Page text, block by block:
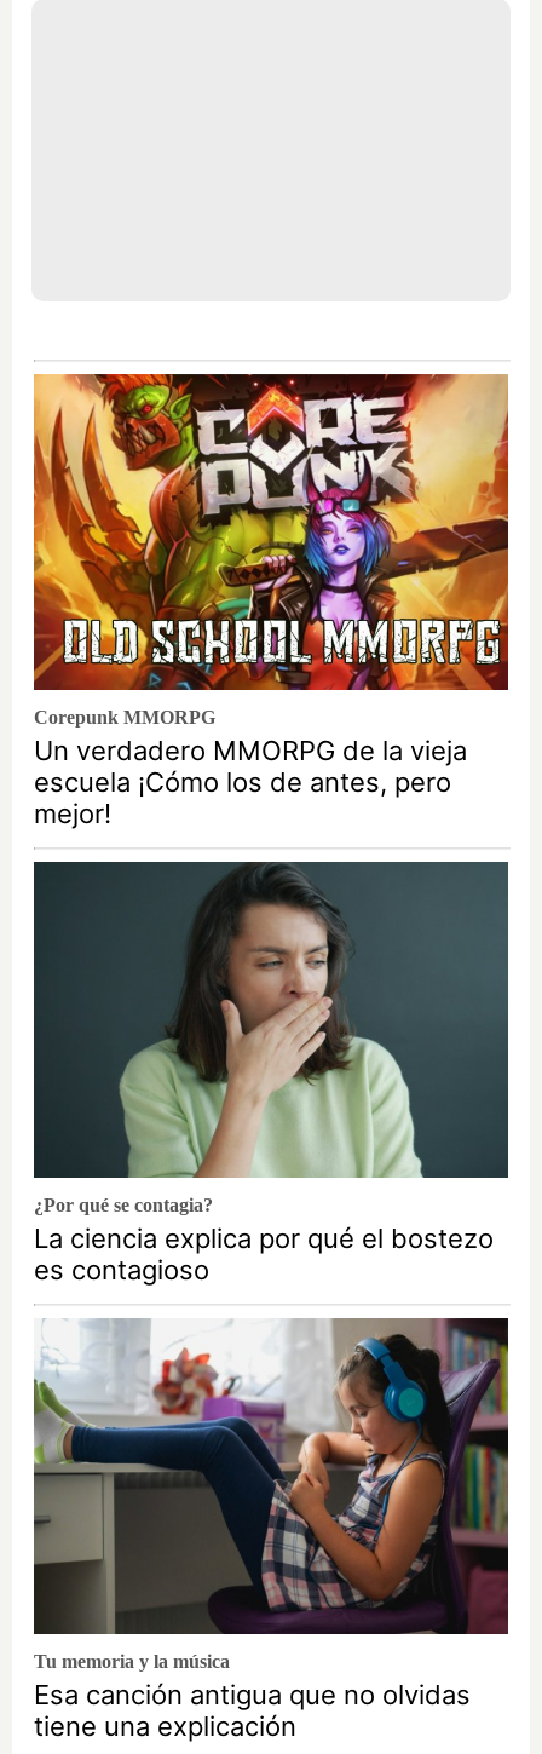
Corepunk MMORPG
Un verdadero MMORPG de la vieja
escuela ¡Cómo los de antes, pero
mejor!
¿Por qué se contagia?
La ciencia explica por qué el bostezo
es contagioso
Tu memoria y la música
Esa canción antigua que no olvidas
tiene una explicación